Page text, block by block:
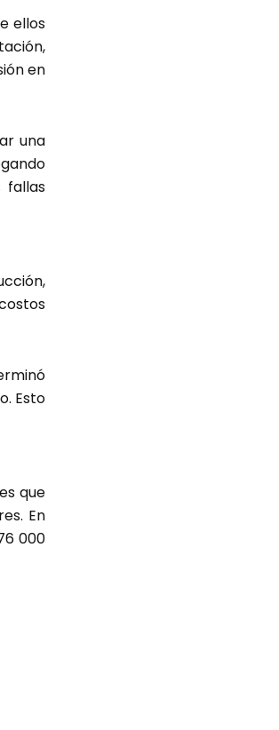
ellos
en
una
fallas
Esto
que
En
000